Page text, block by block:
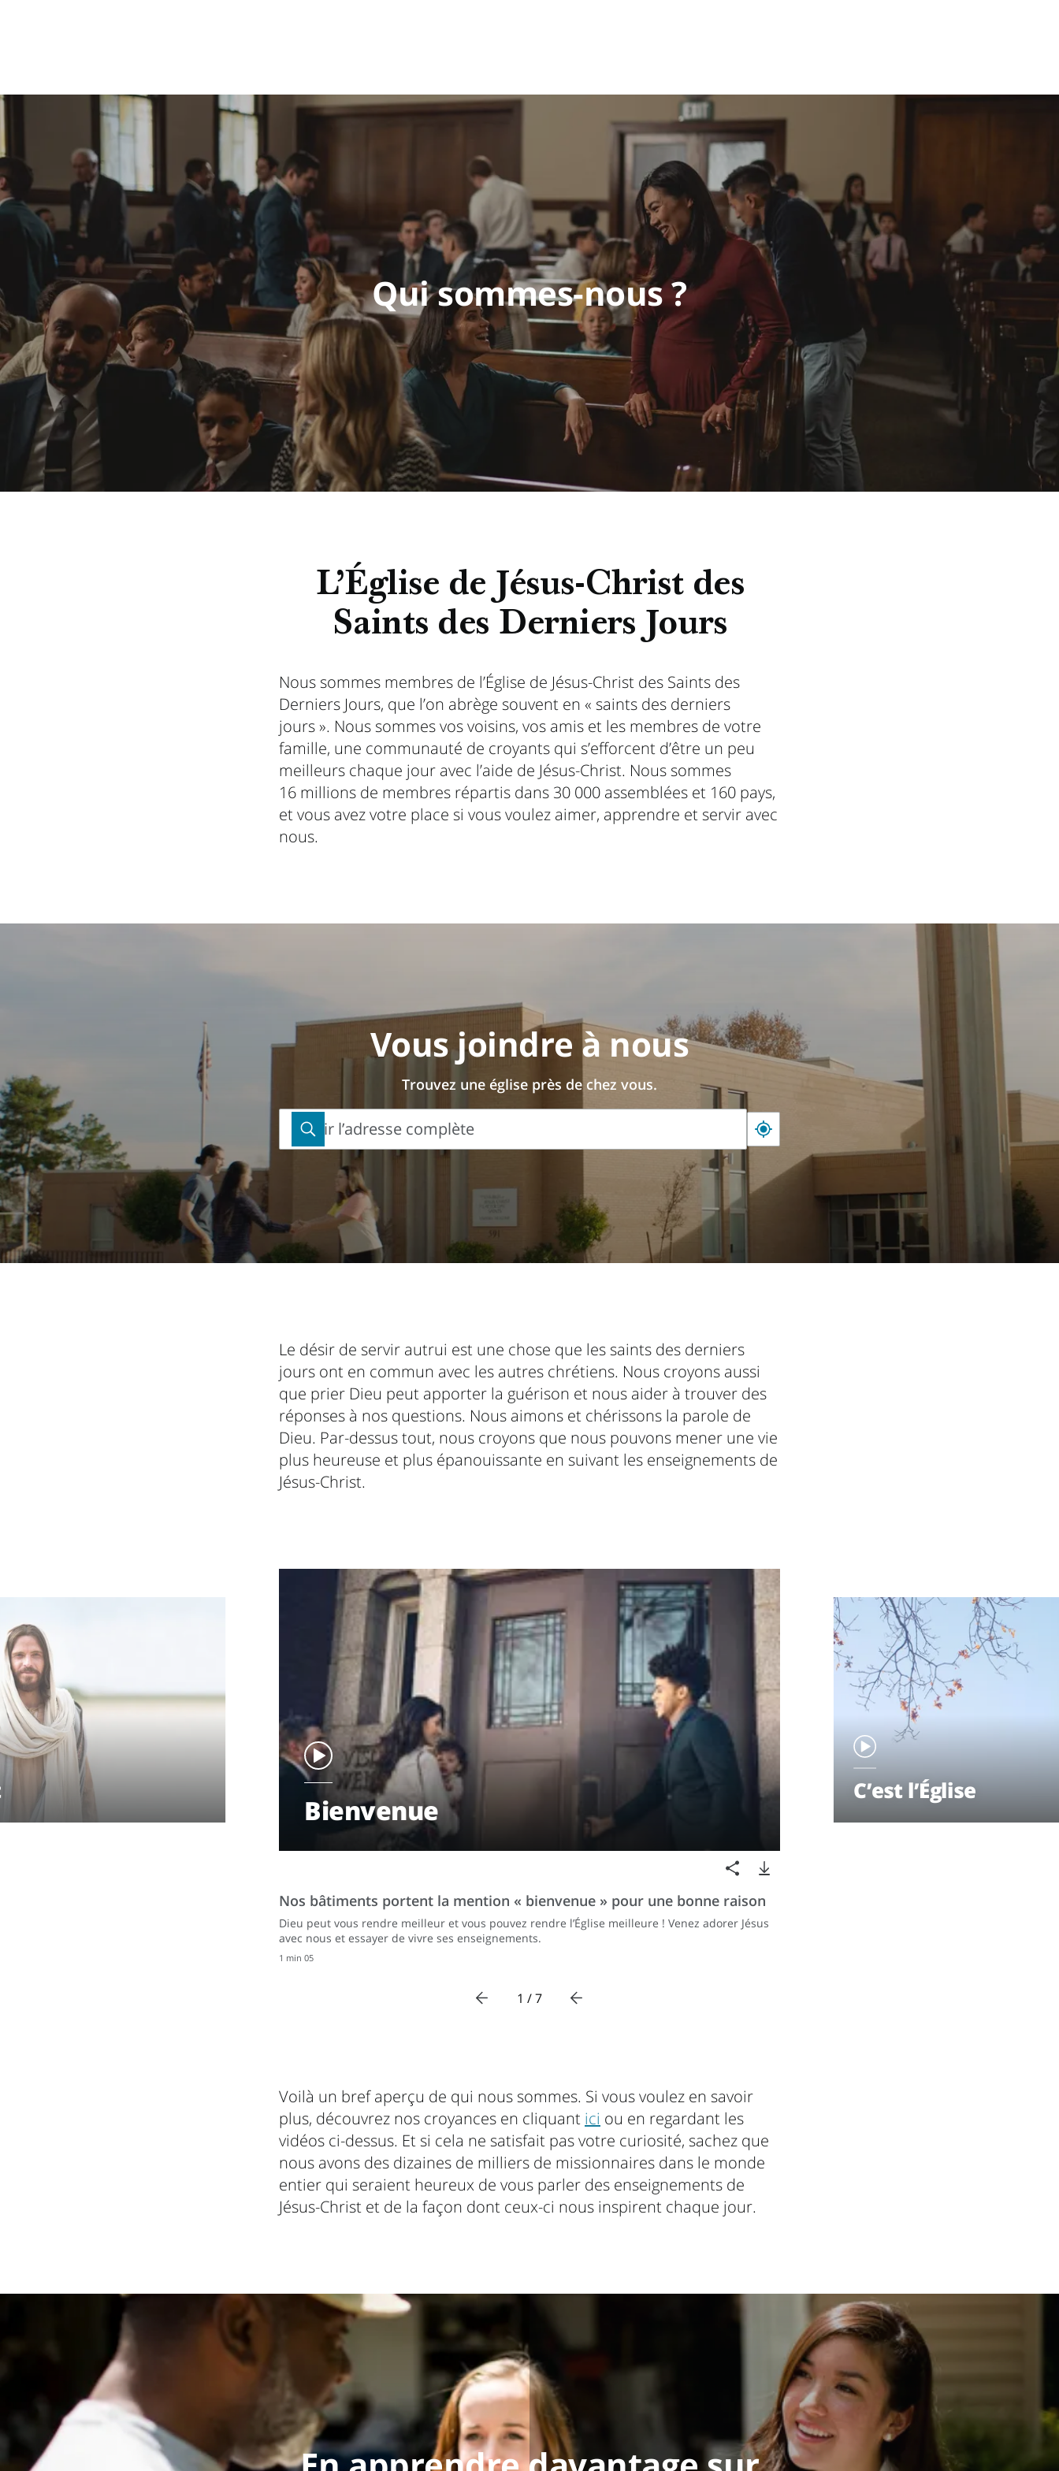
Qui sommes-nous ?
L’Église de Jésus-Christ des
Saints des Derniers Jours
Nous sommes membres de l’Église de Jésus-Christ des Saints des
Derniers Jours, que l’on abrège souvent en « saints des derniers
jours ». Nous sommes vos voisins, vos amis et les membres de votre
famille, une communauté de croyants qui s’efforcent d’être un peu
meilleurs chaque jour avec l’aide de Jésus-Christ. Nous sommes
16 millions de membres répartis dans 30 000 assemblées et 160 pays,
et vous avez votre place si vous voulez aimer, apprendre et servir avec
nous.
Vous joindre à nous
Trouvez une église près de chez vous.
Saisir l’adresse complète
l’adresse
complète
Le désir de servir autrui est une chose que les saints des derniers
jours ont en commun avec les autres chrétiens. Nous croyons aussi
que prier Dieu peut apporter la guérison et nous aider à trouver des
réponses à nos questions. Nous aimons et chérissons la parole de
Dieu. Par-dessus tout, nous croyons que nous pouvons mener une vie
plus heureuse et plus épanouissante en suivant les enseignements de
Jésus-Christ.
Bienvenue
Nos bâtiments portent la mention « bienvenue » pour une bonne raison
Dieu peut vous rendre meilleur et vous pouvez rendre l’Église meilleure ! Venez adorer Jésus
avec nous et essayer de vivre ses enseignements.
1 min 05
C’est l’Église
1 / 7
Voilà un bref aperçu de qui nous sommes. Si vous voulez en savoir
plus, découvrez nos croyances en cliquant ici ou en regardant les
vidéos ci-dessus. Et si cela ne satisfait pas votre curiosité, sachez que
nous avons des dizaines de milliers de missionnaires dans le monde
entier qui seraient heureux de vous parler des enseignements de
Jésus-Christ et de la façon dont ceux-ci nous inspirent chaque jour.